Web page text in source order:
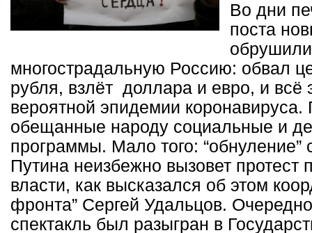
Во дни
поста
многострадальную Россию: обвал
рубля, взлёт доллара и евро, и всё
вероятной эпидемии коронавируса.
обещанные народу социальные и
программы. Мало того: “обнуление”
Путина неизбежно вызовет протест
власти, как высказался об этом
фронта” Сергей Удальцов.
спектакль был разыгран в